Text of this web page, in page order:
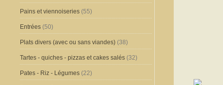
Pains et viennoiseries (55)
Entrées (50)
Plats divers (avec ou sans viandes) (38)
Tartes - quiches - pizzas et cakes salés (32)
Pates - Riz - Légumes (22)